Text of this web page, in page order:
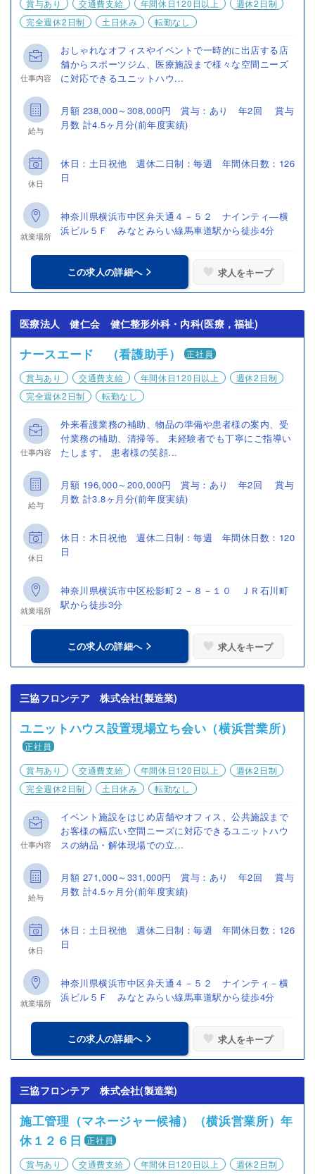
賞与あり 交通費支給 年間休日120日以上
週休2日制
完全週休2日制
土日休み 転勤なし
仕事内容
おしゃれなオフィスやイベントで一時的に出店する店
舗からスポーツジム、医療施設まで様々な空間ニーズ
に対応できるユニットハウ...
給与
月額 238,000～308,000円 賞与：あり 年2回 賞与
月数 計4.5ヶ月分(前年度実績)
休日
休日：土日祝他 週休二日制：毎週 年間休日数：126
日
就業場所
神奈川県横浜市中区弁天通４－５２ ナインティ―横
浜ビル５Ｆ みなとみらい線馬車道駅から徒歩4分
この求人の詳細へ 求人をキープ
医療法人 健仁会 健仁整形外科・内科(医療，福祉)
ナースエード （看護助手）
正社員
賞与あり
交通費支給 年間休日120日以上
週休2日制
完全週休2日制
転勤なし
仕事内容
外来看護業務の補助、物品の準備や患者様の案内、受
付業務の補助、清掃等。 未経験者でも丁寧にご指導い
たします。 患者様の笑顔...
給与
月額 196,000～200,000円 賞与：あり 年2回 賞与
月数 計3.8ヶ月分(前年度実績)
休日
休日：木日祝他 週休二日制：毎週 年間休日数：120
日
就業場所
神奈川県横浜市中区松影町２－８－１０ ＪＲ石川町
駅から徒歩3分
この求人の詳細へ 求人をキープ
三協フロンテア 株式会社(製造業)
ユニットハウス設置現場立ち会い（横浜営業所）
正社員
賞与あり
交通費支給 年間休日120日以上
週休2日制
完全週休2日制
土日休み 転勤なし
仕事内容
イベント施設をはじめ店舗やオフィス、公共施設まで
お客様の幅広い空間ニーズに対応できるユニットハウ
スの納品・解体現場での立...
給与
月額 271,000～331,000円 賞与：あり 年2回 賞与
月数 計4.5ヶ月分(前年度実績)
休日
休日：土日祝他 週休二日制：毎週 年間休日数：126
日
就業場所
神奈川県横浜市中区弁天通４－５２ ナインティ－横
浜ビル５Ｆ みなとみらい線馬車道駅から徒歩4分
この求人の詳細へ 求人をキープ
三協フロンテア 株式会社(製造業)
施工管理（マネージャー候補）（横浜営業所）年
休１２６日 正社員
賞与あり
交通費支給 年間休日120日以上
週休2日制